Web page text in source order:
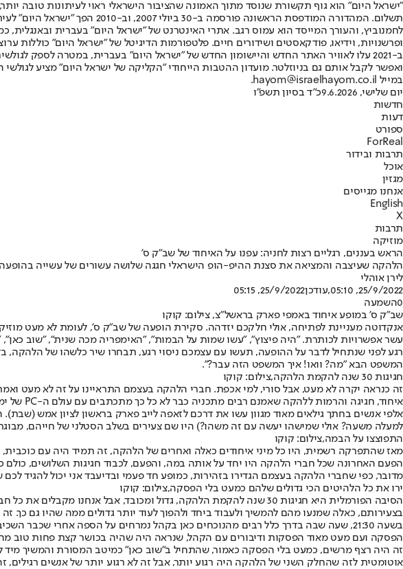
"ישראל היום" הוא גוף תקשורת שנוסד מתוך האמונה שהציבור הישראלי ראוי לעיתונות טובה
תשלום. המהדורה המודפסת
ופרשנויות, וידיאו, פודקאסטים ושידורים חיים. פלטפורמות הדיגיטל של "ישראל היום" כוללות
ב-2021 עלו לאוויר האתר החדש והיישומון החדש של "ישראל היום" בעברית, במטרה לספק
ואפשר לקבל אותם גם בניוזלטר. מועדון ההטבות הייחודי "הקליקה של ישראל היום" מציע
במייל hayom@israelhayom.co.il.
יום שלישי, 9.6.2026
כ"ד בסיון תשפ"ו
חדשות
דעות
ספורט
ForReal
תרבות ובידור
אוכל
מגזין
אנחנו מגייסים
English
X
תרבות
מוזיקה
הראש בעננים, רגליים רצות לחניה: עפנו על האיחוד של שב"ק ס'
הלהקה שעיצבה והמציאה את סצנת ההיפ-הופ הישראלי חגגה שלושה עשורים של עשייה בהופעה
לירן אוהלי
25/9/2022, 05:10
,עודכן25/9/2022, 05:15
0השמעה
שב"ק ס' במופע איחוד באמפי פארק בראשל"צ, צילום: קוקו
אנקדוטה מעניינת לפתיחה, אולי חלקכם יזדהה. סקירת הופעה של שב"ק ס', לעומת לא מעט
עשר אפשרויות לכותרת. "היה פיצוץ", "עשו שמות על הבמות", "האימפריה מכה שנית", "שוב
רגע לפני שנתחיל לדבר על ההופעה, תעשו עם עצמכם ניסוי רגע, תבחרו שיר כלשהו של הלהקה,
המשפט הבא "מה? וואו! איך המשפט הזה עבר?".
חגיגות 30 שנה להקמת הלהקה,צילום: קוקו
זה כנראה יקרה לא מעט, אבל סורי, למי אכפת. חברי הלהקה בעצמם התראיינו על זה לא מעט
איחוד, חגיגה והרמות ללהקה שאמנם רבים מתכניה כבר לא כל כך מתכתבים עם עולם ה-PC של ימינו, אבל הם בהחלט היו, וחלקם עדיין, פסקול של לא מעט דורות, סטלנים יותר ופחות, כנראה יותר.
למעלה משעה? אולי שמישהו יעשה עם זה משהו?) היו שם צעירים בשלב הסטלני של חייהם,
התפוצצו על הבמה,צילום: קוקו
מאז שהתפרקה רשמית, היו כל מיני איחודים כאלה ואחרים של הלהקה, זה תמיד היה עם
הפעם האחרונה שכל חברי הלהקה היו יחד על אותה במה, והפעם, לכבוד חגיגות השלושים, כולם
מדובר, כפי שחברי הלהקה בעצמם הגדירו בזהירות, כמופע חד פעמי ובדיעבד אני יכול להגיד
ירו את כל הלהיטים הכי גדולים שלהם כמעט בלי הפסקה,צילום: קוקו
הסיבה הפורמלית היא חגיגות 30 שנה להקמת הלהקה, גדול ומכובד, אבל
בצעירותם, כאלה שמנעו מהם להמשיך ולעבוד ביחד ולהפוך לעוד יותר גדולים ממה שהיו גם כך.
בשעה 21:30, שעה שבה בדרך כלל רבים מהנוכחים כאן בקהל נמרחים על הספה אחרי
הפסקה ועם מעט מאוד הפסקות ודיבורים עם הקהל, שנראה היה שהיה בכושר קצת פחות טוב
זה היה רצף מרשים, כמעט בלי הפסקה כאמור, שהתחיל ב"שוב כאן" כמיטב המסורת והמשיך מיד
אוטומטית לזה שהחלק השני של הלהקה היה רגוע יותר, אבל זה לא רגוע יותר של אנשים